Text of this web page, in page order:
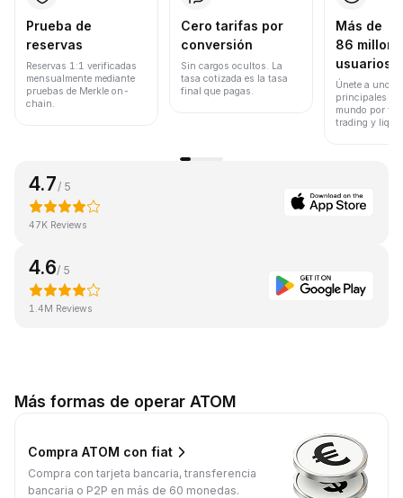
Prueba de
reservas
Reservas 1:1 verificadas
mensualmente mediante
pruebas de Merkle on-
chain.
Cero tarifas por
conversión
Sin cargos ocultos. La
tasa cotizada es la tasa
final que pagas.
Más de
86
usuarios
Únete a uno
principales
mundo por
trading y
4.7 / 5
47K Reviews
4.6/ 5
1.4M Reviews
Más formas de operar ATOM
Compra ATOM con fiat
Compra con tarjeta bancaria, transferencia
bancaria o P2P en más de 60 monedas.